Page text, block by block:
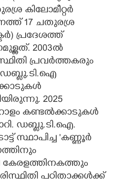
കിലോമീറ്റർ
17 ചതുരശ്ര
പ്രദേശത്ത്
2003ൽ
പ്രവർത്തകരും
ഡബ്ലു.ടി.ഐ
2025
കണ്ടൽക്കാടുകൾ
ഡബ്ലു.ടി.ഐ.
സ്ഥാപിച്ച 'കണ്ണൂർ
പഠിതാക്കൾക്ക്